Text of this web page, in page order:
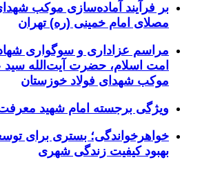
بر فرآیند آماده‌سازی موکب
مصلای امام خمینی (ره) تهران
مراسم عزاداری و سوگواری
امت اسلام، حضرت آیت‌الله سید
موکب شهدای فولاد خوزستان
ویژگی برجسته امام شهید معرفت
خواهرخواندگی؛ بستری برای
بهبود کیفیت زندگی شهری